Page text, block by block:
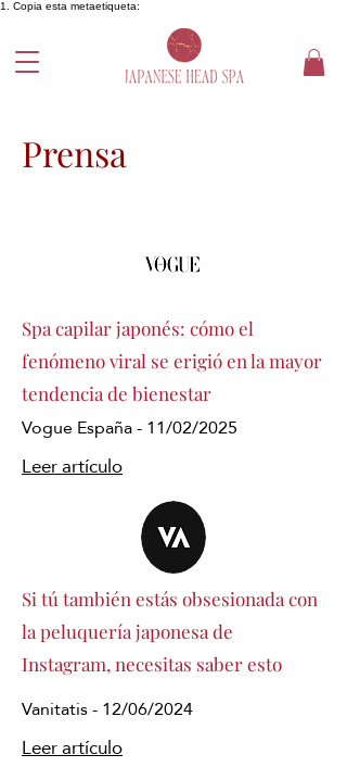
1. Copia esta metaetiqueta:
Prensa
Spa capilar japonés: cómo el
fenómeno viral se erigió en la mayor
tendencia de bienestar
Vogue España - 11/02/2025
Leer artículo
Si tú también estás obsesionada con
la peluquería japonesa de
Instagram, necesitas saber esto
Vanitatis - 12/06/2024
Leer artículo